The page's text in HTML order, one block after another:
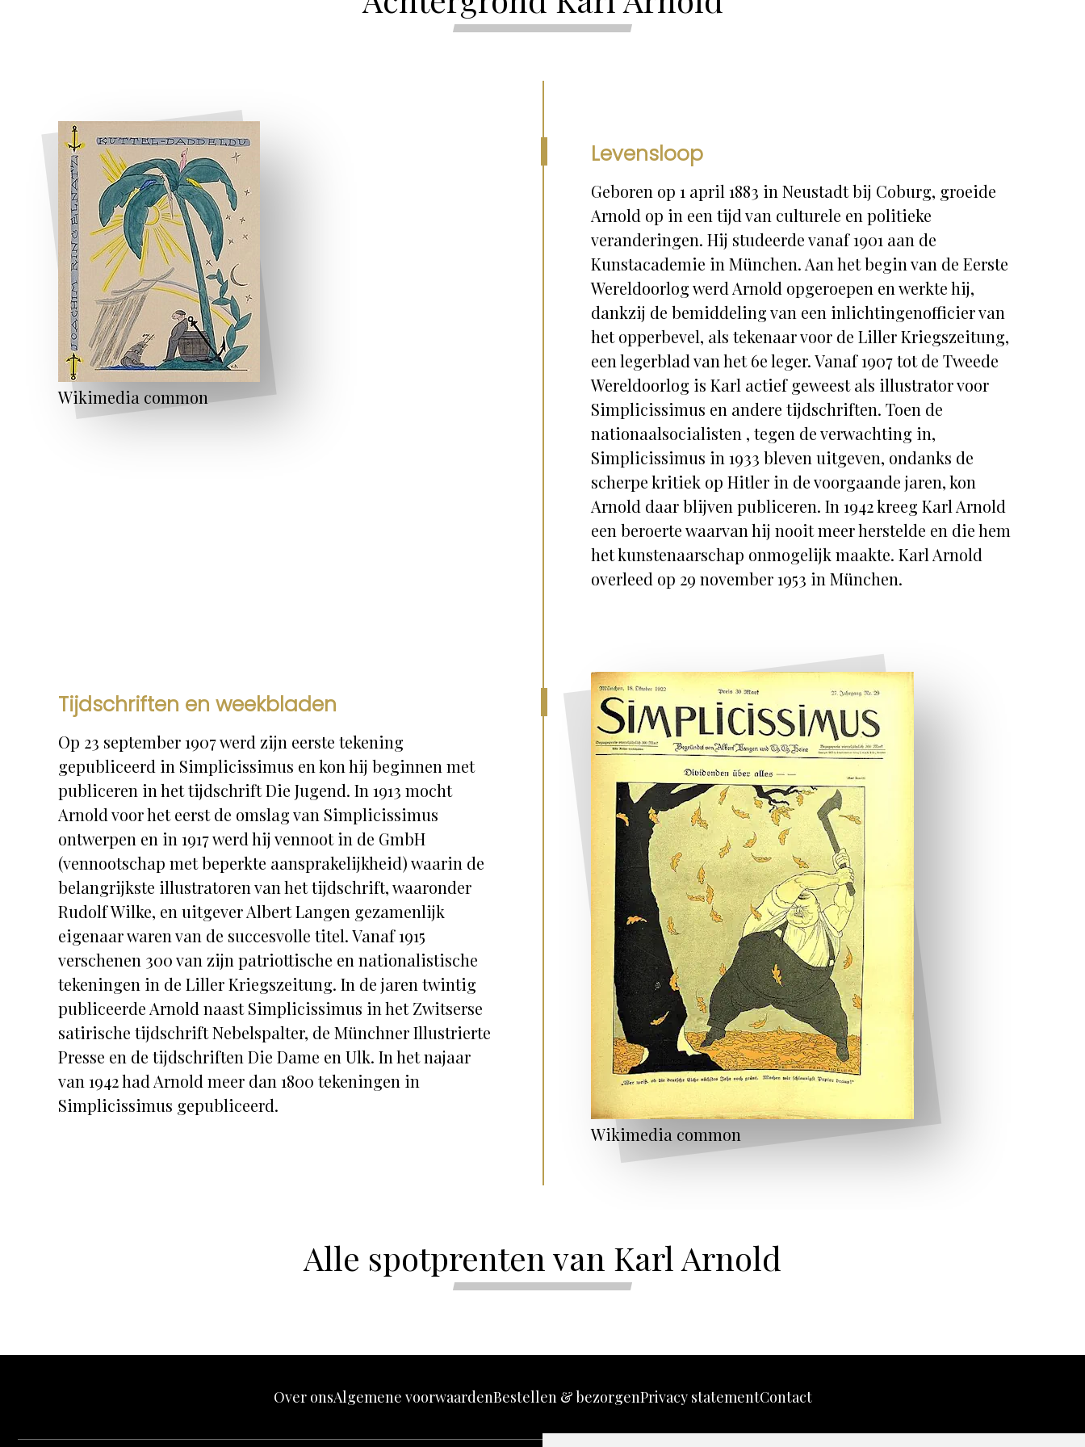
Wikimedia common
Levensloop
Geboren op 1 april 1883 in Neustadt bij Coburg, groeide
Arnold op in een tijd van culturele en politieke
veranderingen. Hij studeerde vanaf 1901 aan de
Kunstacademie in München. Aan het begin van de Eerste
Wereldoorlog werd Arnold opgeroepen en werkte hij,
dankzij de bemiddeling van een inlichtingenofficier van
het opperbevel, als tekenaar voor de Liller Kriegszeitung,
een legerblad van het 6e leger. Vanaf 1907 tot de Tweede
Wereldoorlog is Karl actief geweest als illustrator voor
Simplicissimus en andere tijdschriften. Toen de
nationaalsocialisten , tegen de verwachting in,
Simplicissimus in 1933 bleven uitgeven, ondanks de
scherpe kritiek op Hitler in de voorgaande jaren, kon
Arnold daar blijven publiceren. In 1942 kreeg Karl Arnold
een beroerte waarvan hij nooit meer herstelde en die hem
het kunstenaarschap onmogelijk maakte. Karl Arnold
overleed op 29 november 1953 in München.
Wikimedia common
Tijdschriften en weekbladen
Op 23 september 1907 werd zijn eerste tekening
gepubliceerd in Simplicissimus en kon hij beginnen met
publiceren in het tijdschrift Die Jugend. In 1913 mocht
Arnold voor het eerst de omslag van Simplicissimus
ontwerpen en in 1917 werd hij vennoot in de GmbH
(vennootschap met beperkte aansprakelijkheid) waarin de
belangrijkste illustratoren van het tijdschrift, waaronder
Rudolf Wilke, en uitgever Albert Langen gezamenlijk
eigenaar waren van de succesvolle titel. Vanaf 1915
verschenen 300 van zijn patriottische en nationalistische
tekeningen in de Liller Kriegszeitung. In de jaren twintig
publiceerde Arnold naast Simplicissimus in het Zwitserse
satirische tijdschrift Nebelspalter, de Münchner Illustrierte
Presse en de tijdschriften Die Dame en Ulk. In het najaar
van 1942 had Arnold meer dan 1800 tekeningen in
Simplicissimus gepubliceerd.
Alle spotprenten van Karl Arnold
Over onsAlgemene voorwaardenBestellen & bezorgenPrivacy statementContact